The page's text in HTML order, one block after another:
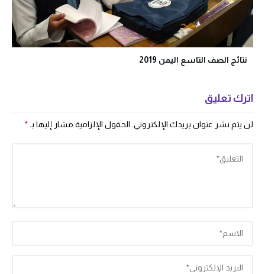
نتائج الصف التاسع اليمن 2019
اترك تعليق
لن يتم نشر عنوان بريدك الإلكتروني. الحقول الإلزامية مشار إليها بـ *